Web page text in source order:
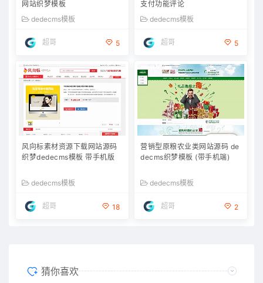
网站织梦模板
dedecms模板
超哥 5
支付功能评论
dedecms模板
超哥 5
风向标素材资源下载网站源码
织梦dedecms模板 带手机版
dedecms模板
超哥 18
营销型原粮农业类网站源码 de
decms织梦模板 (带手机端)
dedecms模板
超哥 2
猜你喜欢